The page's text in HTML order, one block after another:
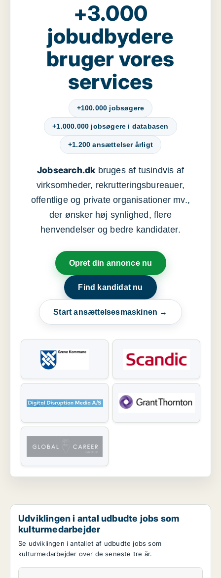
+3.000
jobudbydere
bruger vores
services
+100.000 jobsøgere
+1.000.000 jobsøgere i databasen
+1.200 ansættelser årligt
Jobsearch.dkbruges af tusindvis af
virksomheder, rekrutteringsbureauer,
offentlige og private organisationer mv.,
der ønsker høj synlighed, flere
henvendelser og bedre kandidater.
Opret din annonce nu
Find kandidat nu
Start ansættelsesmaskinen →
Udviklingen i antal udbudte jobs som
kulturmedarbejder
Se udviklingen i antallet af udbudte jobs som
kulturmedarbejder over de seneste tre år.